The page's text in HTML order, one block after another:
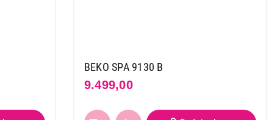
BEKO SPA 9130 B
9.499,00